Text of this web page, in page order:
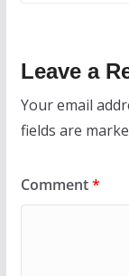
Leave a
Your email
fields are
Comment*